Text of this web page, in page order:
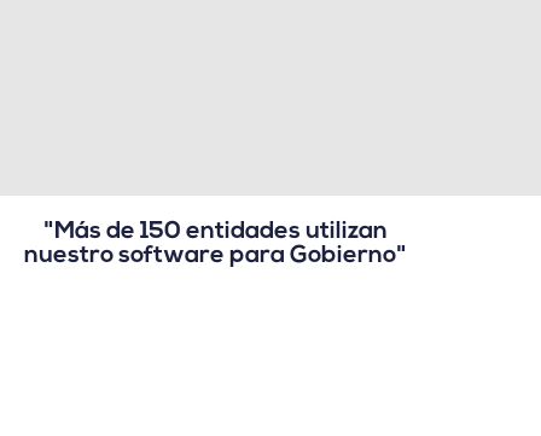
"Más de 150 entidades utilizan
nuestro software para Gobierno"